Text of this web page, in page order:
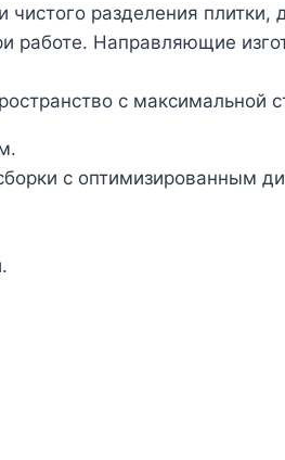
разделения плитки,
Направляющие
с максимальной
с оптимизированным